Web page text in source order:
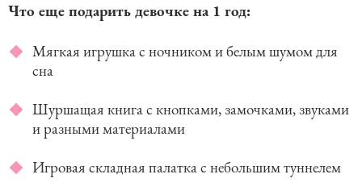
Что еще подарить девочке на 1 год:
Мягкая игрушка с ночником и белым шумом для
сна
Шуршащая книга с кнопками, замочками, звуками
и разными материалами
Игровая складная палатка с небольшим туннелем